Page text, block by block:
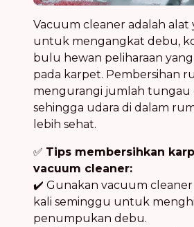
Vacuum cleaner adalah alat
untuk mengangkat debu,
bulu hewan peliharaan
pada karpet. Pembersihan
mengurangi jumlah tungau
sehingga udara di dalam
lebih sehat.
✅ Tips membersihkan
vacuum cleaner:
✔️ Gunakan vacuum
kali seminggu untuk
penumpukan debu.